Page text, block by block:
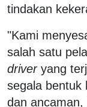
tindakan
"Kami
salah satu
driveryang
segala bentuk
dan